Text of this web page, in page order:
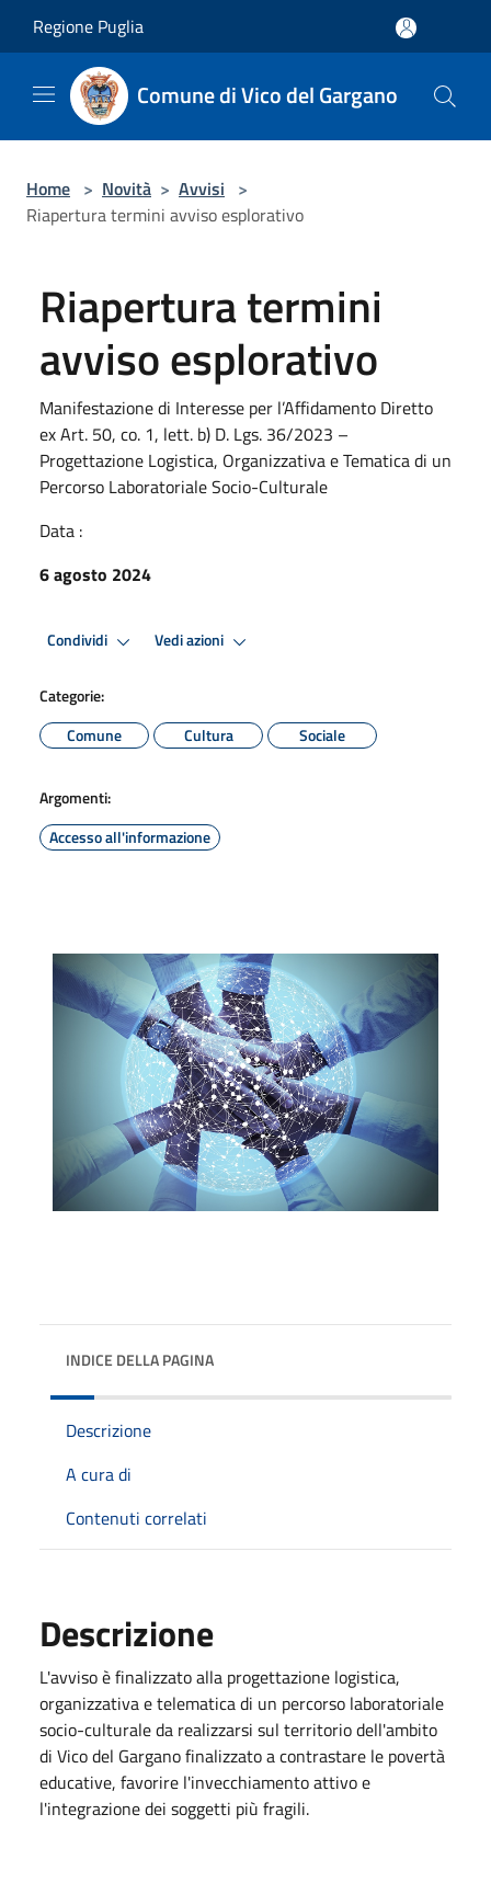
Regione Puglia
Comune di Vico del Gargano
Home > Novità > Avvisi >
Riapertura termini avviso esplorativo
Riapertura termini
avviso esplorativo
Manifestazione di Interesse per l’Affidamento Diretto
ex Art. 50, co. 1, lett. b) D. Lgs. 36/2023 –
Progettazione Logistica, Organizzativa e Tematica di un
Percorso Laboratoriale Socio-Culturale
Data :
6 agosto 2024
Condividi Vedi azioni
Categorie:
Comune
Cultura Sociale
Argomenti:
Accesso all'informazione
INDICE DELLA PAGINA
Descrizione
A cura di
Contenuti correlati
Descrizione
L'avviso è finalizzato alla progettazione logistica,
organizzativa e telematica di un percorso laboratoriale
socio-culturale da realizzarsi sul territorio dell'ambito
di Vico del Gargano finalizzato a contrastare le povertà
educative, favorire l'invecchiamento attivo e
l'integrazione dei soggetti più fragili.